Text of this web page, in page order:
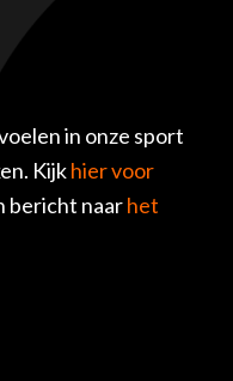
in onze sport
Kijkhier voor
bericht naarhet